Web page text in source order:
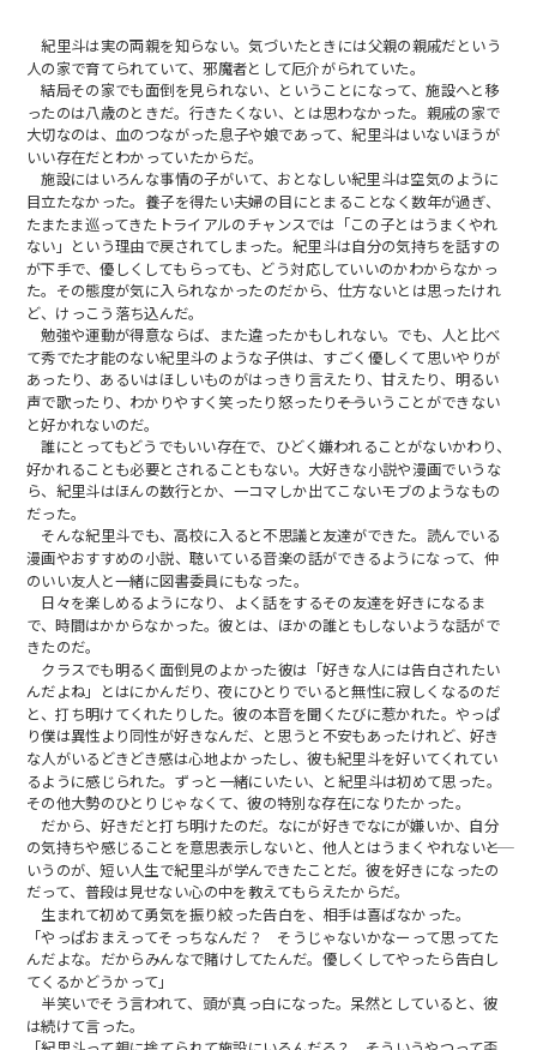
紀里斗は実の両親を知らない。気づいたときには父親の親戚だという
人の家で育てられていて、邪魔者として厄介がられていた。
結局その家でも面倒を見られない、ということになって、施設へと移
ったのは八歳のときだ。行きたくない、とは思わなかった。親戚の家で
大切なのは、血のつながった息子や娘であって、紀里斗はいないほうが
いい存在だとわかっていたからだ。
施設にはいろんな事情の子がいて、おとなしい紀里斗は空気のように
目立たなかった。養子を得たい夫婦の目にとまることなく数年が過ぎ、
たまたま巡ってきたトライアルのチャンスでは「この子とはうまくやれ
ない」という理由で戻されてしまった。紀里斗は自分の気持ちを話すの
が下手で、優しくしてもらっても、どう対応していいのかわからなかっ
た。その態度が気に入られなかったのだから、仕方ないとは思ったけれ
ど、けっこう落ち込んだ。
勉強や運動が得意ならば、また違ったかもしれない。でも、人と比べ
て秀でた才能のない紀里斗のような子供は、すごく優しくて思いやりが
あったり、あるいはほしいものがはっきり言えたり、甘えたり、明るい
声で歌ったり、わかりやすく笑ったり怒ったり――そういうことができない
と好かれないのだ。
誰にとってもどうでもいい存在で、ひどく嫌われることがないかわり、
好かれることも必要とされることもない。大好きな小説や漫画でいうな
ら、紀里斗はほんの数行とか、一コマしか出てこないモブのようなもの
だった。
そんな紀里斗でも、高校に入ると不思議と友達ができた。読んでいる
漫画やおすすめの小説、聴いている音楽の話ができるようになって、仲
のいい友人と一緒に図書委員にもなった。
日々を楽しめるようになり、よく話をするその友達を好きになるま
で、時間はかからなかった。彼とは、ほかの誰ともしないような話がで
きたのだ。
クラスでも明るく面倒見のよかった彼は「好きな人には告白されたい
んだよね」とはにかんだり、夜にひとりでいると無性に寂しくなるのだ
と、打ち明けてくれたりした。彼の本音を聞くたびに惹かれた。やっぱ
り僕は異性より同性が好きなんだ、と思うと不安もあったけれど、好き
な人がいるどきどき感は心地よかったし、彼も紀里斗を好いてくれてい
るように感じられた。ずっと一緒にいたい、と紀里斗は初めて思った。
その他大勢のひとりじゃなくて、彼の特別な存在になりたかった。
だから、好きだと打ち明けたのだ。なにが好きでなにが嫌いか、自分
の気持ちや感じることを意思表示しないと、他人とはうまくやれない――と
いうのが、短い人生で紀里斗が学んできたことだ。彼を好きになったの
だって、普段は見せない心の中を教えてもらえたからだ。
生まれて初めて勇気を振り絞った告白を、相手は喜ばなかった。
「やっぱおまえってそっちなんだ？ そうじゃないかなーって思ってた
んだよな。だからみんなで賭けしてたんだ。優しくしてやったら告白し
てくるかどうかって」
半笑いでそう言われて、頭が真っ白になった。呆然としていると、彼
は続けて言った。